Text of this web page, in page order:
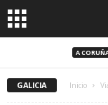
A
GALICIA Inicio